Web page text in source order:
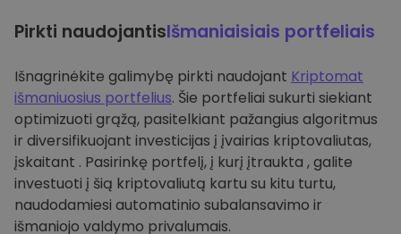
Pirkti naudojantisIšmaniaisiais portfeliais
Išnagrinėkite galimybę pirkti naudojant Kriptomat
išmaniuosius portfelius. Šie portfeliai sukurti siekiant
optimizuoti grąžą, pasitelkiant pažangius algoritmus
ir diversifikuojant investicijas į įvairias kriptovaliutas,
įskaitant . Pasirinkę portfelį, į kurį įtraukta , galite
investuoti į šią kriptovaliutą kartu su kitu turtu,
naudodamiesi automatinio subalansavimo ir
išmaniojo valdymo privalumais.